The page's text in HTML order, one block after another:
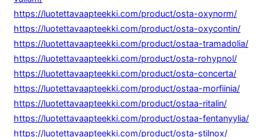
https://luotettavaapteekki.com/product/osta-oxynorm/
https://luotettavaapteekki.com/product/osta-oxycontin/
https://luotettavaapteekki.com/product/ostaa-tramadolia/
https://luotettavaapteekki.com/product/osta-rohypnol/
https://luotettavaapteekki.com/product/osta-concerta/
https://luotettavaapteekki.com/product/ostaa-morfiinia/
https://luotettavaapteekki.com/product/ostaa-ritalin/
https://luotettavaapteekki.com/product/ostaa-fentanyylia/
https://luotettavaapteekki.com/product/osta-stilnox/